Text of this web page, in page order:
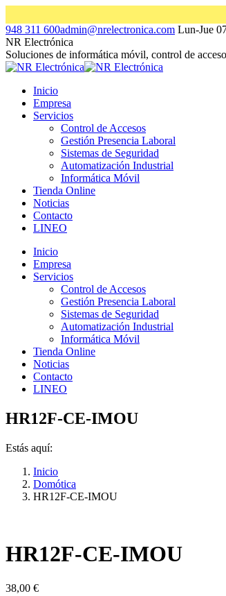
Saltar
al
contenido
Facebook
page
opens
in
window
Instagram
page
opens
in
window
Linkedin
page
opens
in
window
948 311 600admin@nrelectronica.com Lun-Jue
NR Electrónica
Soluciones de informática móvil, control de
Inicio
Empresa
Servicios
Control de Accesos
Gestión Presencia Laboral
Sistemas de Seguridad
Automatización Industrial
Informática Móvil
Tienda Online
Noticias
Contacto
LINEO
Inicio
Empresa
Servicios
Control de Accesos
Gestión Presencia Laboral
Sistemas de Seguridad
Automatización Industrial
Informática Móvil
Tienda Online
Noticias
Contacto
LINEO
HR12F-CE-IMOU
Estás aquí:
Inicio
Domótica
HR12F-CE-IMOU
HR12F-CE-IMOU
38,00 €